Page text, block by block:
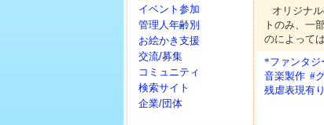
イベント参加
管理人年齢別
お絵かき支援
交流/募集
コミュニティ
検索サイト
企業/団体
オリジナ
トのみ、一
のによって
*ファンタジ
音楽製作 #
残虐表現有り